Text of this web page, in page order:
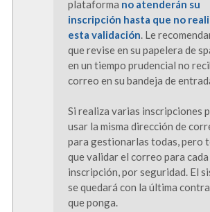
plataforma no atenderán su
inscripción hasta que no
esta validación . Le
que revise en su papelera de
en un tiempo prudencial no
correo en su bandeja de
Si realiza varias inscripciones
usar la misma dirección de
para gestionarlas todas, pero
que validar el correo para cada
inscripción, por seguridad. El
se quedará con la última
que ponga.